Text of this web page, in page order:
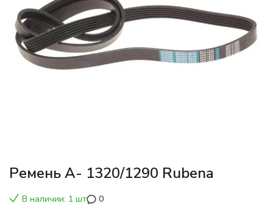
Ремень А- 1320/1290 Rubena
В наличии: 1 шт 0